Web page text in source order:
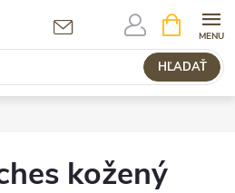
HĽADAŤ
KOŠÍK
kožený